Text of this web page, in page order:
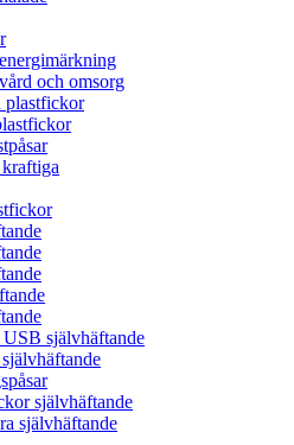
och omsorg
plastfickor
självhäftande
självhäftande
självhäftande